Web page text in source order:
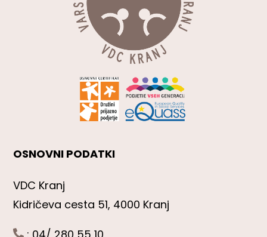
OSNOVNI PODATKI
VDC Kranj
Kidričeva cesta 51, 4000 Kranj